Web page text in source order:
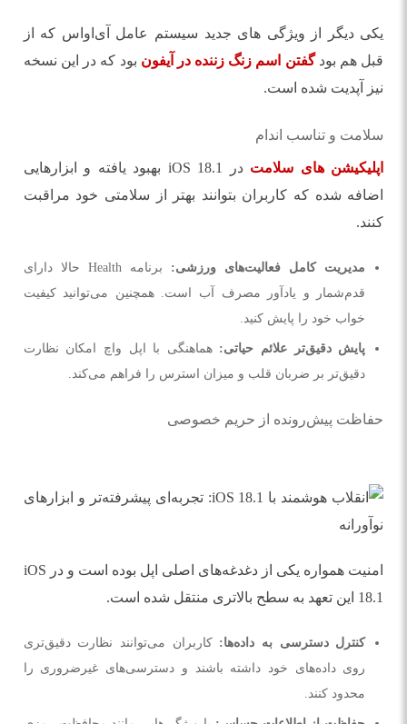
یکی دیگر از ویژگی های جدید سیستم عامل آی‌او‌اس که از
قبل هم بودگفتن اسم زنگ زننده در آیفون بود که در این نسخه
نیز آپدیت شده است.
سلامت و تناسب اندام
اپلیکیشن های سلامت
در iOS 18.1 بهبود یافته و ابزارهایی
اضافه شده که کاربران بتوانند بهتر از سلامتی خود مراقبت
کنند.
مدیریت کامل فعالیت‌های ورزشی:
برنامه Health حالا دارای
قدم‌شمار و یادآور مصرف آب است. همچنین می‌توانید کیفیت
خواب خود را پایش کنید.
پایش دقیق‌تر علائم حیاتی: هماهنگی با اپل واچ امکان نظارت
دقیق‌تر بر ضربان قلب و میزان استرس را فراهم می‌کند.
حفاظت پیش‌رونده از حریم خصوصی
امنیت همواره یکی از دغدغه‌های اصلی اپل بوده است و در iOS
18.1 این تعهد به سطح بالاتری منتقل شده است.
کنترل دسترسی به داده‌ها: کاربران می‌توانند نظارت دقیق‌تری
روی داده‌های خود داشته باشند و دسترسی‌های غیرضروری را
محدود کنند.